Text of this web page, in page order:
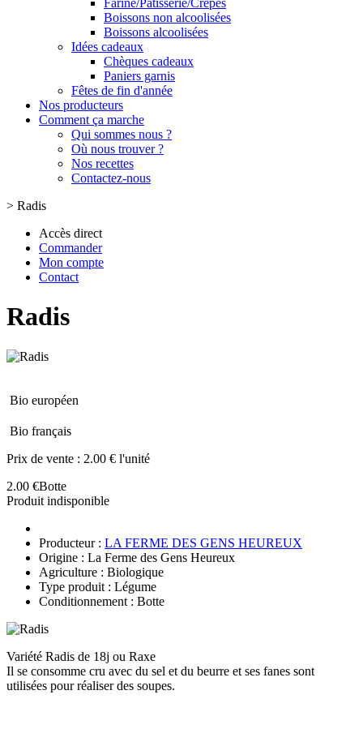
Farine/Pâtisserie/Crêpes
Boissons non alcoolisées
Boissons alcoolisées
Idées cadeaux
Chèques cadeaux
Paniers garnis
Fêtes de fin d'année
Nos producteurs
Comment ça marche
Qui sommes nous ?
Où nous trouver ?
Nos recettes
Contactez-nous
> Radis
Accès direct
Commander
Mon compte
Contact
Radis
Bio européen
Bio français
Prix de vente : 2.00 € l'unité
2.00 €Botte
Produit indisponible
Producteur : LA FERME DES GENS HEUREUX
Origine : La Ferme des Gens Heureux
Agriculture : Biologique
Type produit : Légume
Conditionnement : Botte
Variété Radis de 18j ou Raxe
Il se consomme cru avec du sel et du beurre et ses fanes sont
utilisées pour réaliser des soupes.